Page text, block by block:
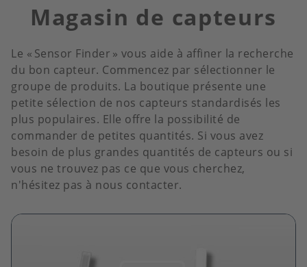
Magasin de capteurs
Le « Sensor Finder » vous aide à affiner la recherche
du bon capteur. Commencez par sélectionner le
groupe de produits. La boutique présente une
petite sélection de nos capteurs standardisés les
plus populaires. Elle offre la possibilité de
commander de petites quantités. Si vous avez
besoin de plus grandes quantités de capteurs ou si
vous ne trouvez pas ce que vous cherchez,
n'hésitez pas à nous contacter.